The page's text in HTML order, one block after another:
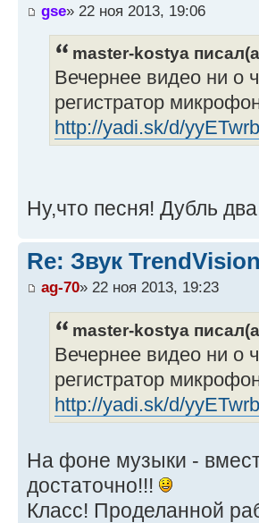
gse» 22 ноя 2013, 19:06
master-kostya
Вечернее видео ни о
регистратор
http://yadi.sk/d/
Ну,что песня! Дубль
Re: Звук
ag-70» 22 ноя 2013, 19:23
master-kostya
Вечернее видео ни о
регистратор
http://yadi.sk/d/
На фоне музыки -
достаточно!!!
Класс! Проделанной